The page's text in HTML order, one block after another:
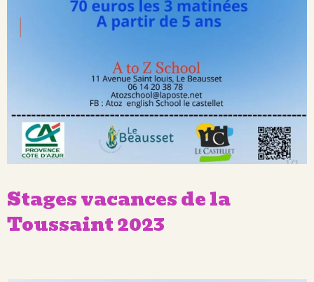
Stages vacances de la
Toussaint 2023